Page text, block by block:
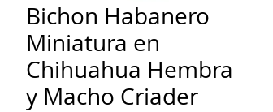
Bichon Habanero
Miniatura en
Chihuahua Hembra
y Macho Criader